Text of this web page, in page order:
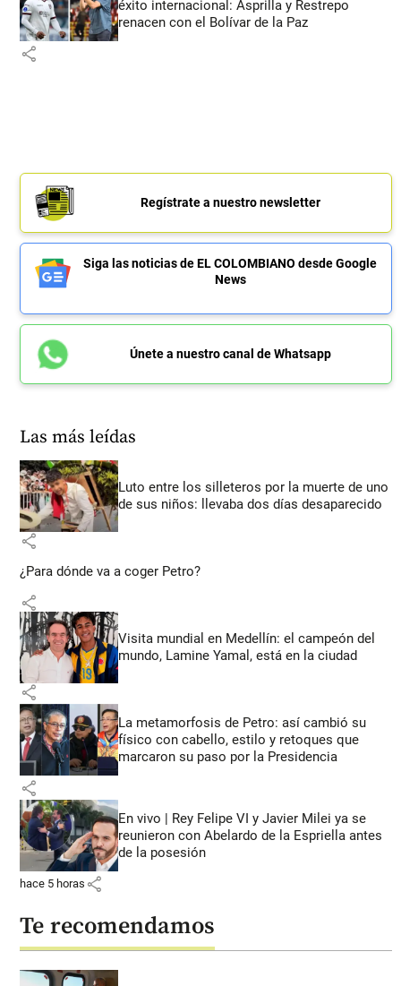
éxito internacional: Asprilla y Restrepo
renacen con el Bolívar de la Paz
share
Regístrate a nuestro newsletter
Siga las noticias de EL COLOMBIANO desde Google
News
Únete a nuestro canal de Whatsapp
Las más leídas
Luto entre los silleteros por la muerte de uno
de sus niños: llevaba dos días desaparecido
share
¿Para dónde va a coger Petro?
share
Visita mundial en Medellín: el campeón del
mundo, Lamine Yamal, está en la ciudad
share
La metamorfosis de Petro: así cambió su
físico con cabello, estilo y retoques que
marcaron su paso por la Presidencia
share
En vivo | Rey Felipe VI y Javier Milei ya se
reunieron con Abelardo de la Espriella antes
de la posesión
hace 5 horas share
Te recomendamos